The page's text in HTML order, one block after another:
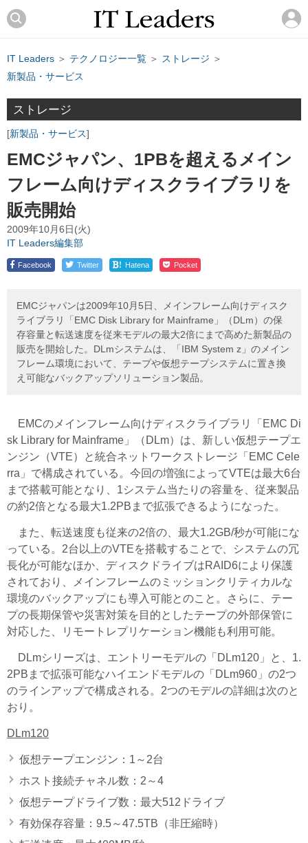
IT Leaders ＞ テクノロジー一覧 ＞ ストレージ ＞
新製品・サービス
ストレージ
新製品・サービス
EMCジャパン、1PBを超えるメイン
フレーム向けディスクライブラリを
販売開始
2009年10月6日(火)
IT Leaders編集部
Facebook Twitter ! Hatena Pocket
EMCジャパンは2009年10月5日、メインフレーム向けディスク
ライブラリ「EMC Disk Library for Mainframe」（DLm）の保
存容量と転送速度を従来モデルの最大2倍にまで高めた新製品の
販売を開始した。DLmシステムは、「IBM System z」のメイン
フレーム環境において、テープや仮想テープシステムに置き換
え可能なバックアップソリューション製品。
EMCのメインフレーム向けディスクライブラリ「EMC Di
sk Library for Mainframe」（DLm）は、新しい仮想テープエ
ンジン（VTE）と統合ネットワークストレージ「EMC Cele
rra」で構成されている。今回の増強によってVTEは最大6台
まで搭載可能となり、1システム当たりの容量を、従来製品
の約2倍となる最大1.2PBまで拡張できるようになった。
また、転送速度も従来の2倍の、最大1.2GB/秒が可能にな
っている。2台以上のVTEを搭載することで、システムの冗
長化が可能なほか、ディスクドライブはRAID6により保護
されており、メインフレームのミッションクリティカルな
環境のバックアップにも導入可能とのこと。さらに、テー
プの長期保管や災害対策を目的としたテープの外部保管に
対応した、リモートレプリケーション機能も利用可能。
DLmシリーズは、エントリーモデルの「DLm120」と、1.
2PBまで拡張可能なハイエンドモデルの「DLm960」の2つ
のラインアップで構成される。2つのモデルの詳細は次のと
おり。
DLm120
仮想テープエンジン：1～2台
ホスト接続チャネル数：2～4
仮想テープドライブ数：最大512ドライブ
有効保存容量：9.5～47.5TB（非圧縮時）